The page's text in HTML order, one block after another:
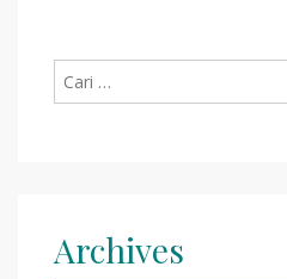
untuk:
Archives